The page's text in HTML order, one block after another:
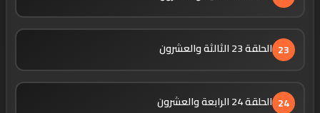
23 الحلقة 23 الثالثة والعشرون
24 الحلقة 24 الرابعة والعشرون